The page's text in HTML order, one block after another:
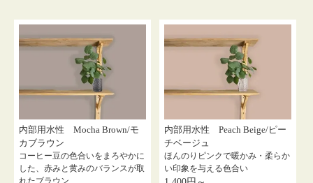
内部用水性 Mocha Brown/モ
カブラウン
コーヒー豆の色合いをまろやかに
した、赤みと黄みのバランスが取
内部用水性 Peach Beige/ピー
チベージュ
ほんのりピンクで暖かみ・柔らか
い印象を与える色合い